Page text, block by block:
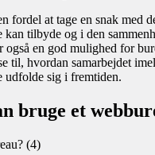
fordel at tage en snak med
kan tilbyde og i den
også en god mulighed for
til, hvordan samarbejdet
udfolde sig i fremtiden.
bruge et